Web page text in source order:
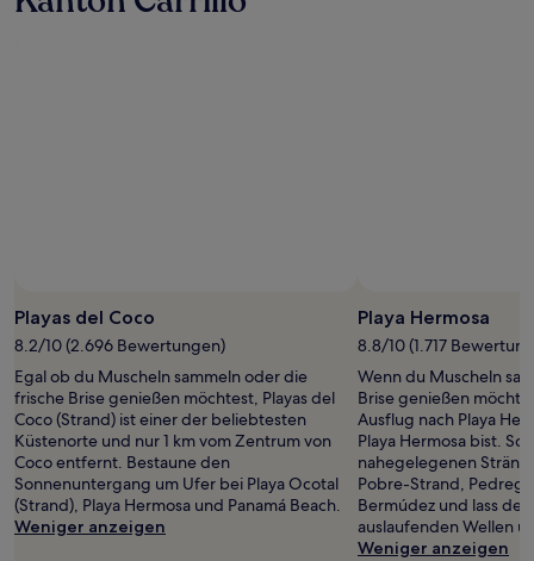
Foto
von
Xandrah
Fuentes
Playas del Coco
8.2/10 (2.696 Bewertungen)
Egal ob du Muscheln sammeln oder die
frische Brise genießen möchtest, Playas del
Coco (Strand) ist einer der beliebtesten
Küstenorte und nur 1 km vom Zentrum von
Coco entfernt. Bestaune den
Sonnenuntergang um Ufer bei Playa Ocotal
(Strand), Playa Hermosa und Panamá Beach.
Weniger anzeigen
Playa Hermosa
8.8/10 (1.717
Wenn du Muscheln
Brise genießen
Ausflug nach Playa
Playa Hermosa bist.
nahegelegenen
Pobre-Strand,
Bermúdez und lass
auslaufenden Wellen
Weniger anzeigen